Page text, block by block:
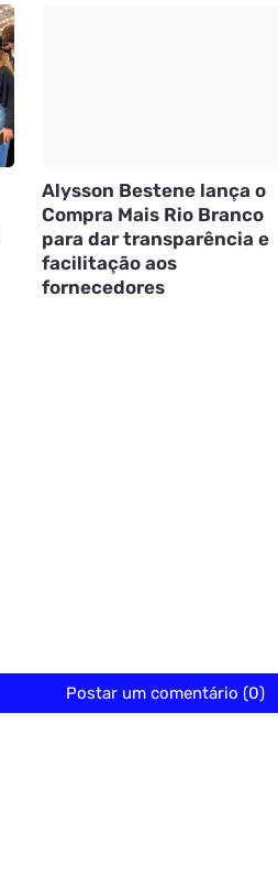
Alysson Bestene lança o
Compra Mais Rio Branco
para dar transparência e
facilitação aos
fornecedores
Postar um comentário (0)